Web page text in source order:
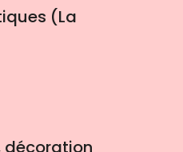
(La
décoration